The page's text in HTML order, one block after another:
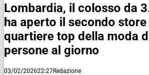
Lombardia, il colosso da
ha aperto il secondo
quartiere top della moda
persone al giorno
03/02/202622:27Redazione